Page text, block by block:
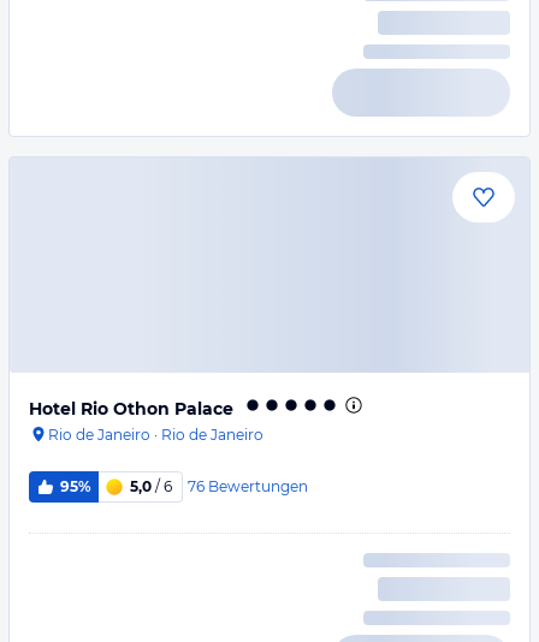
Hotel Rio Othon Palace
Rio de Janeiro · Rio de Janeiro
95% 5,0 / 6 76 Bewertungen